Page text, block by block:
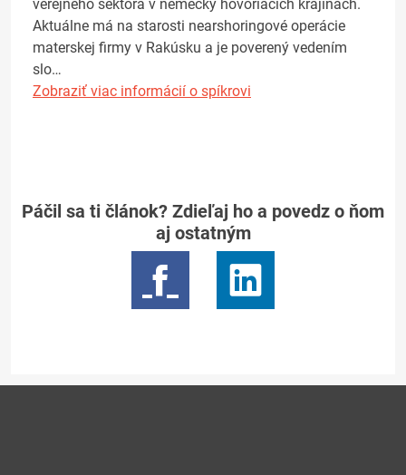
verejného sektora v nemecky hovoriacich krajinách.
Aktuálne má na starosti nearshoringové operácie
materskej firmy v Rakúsku a je poverený vedením
slo…
Zobraziť viac informácií o spíkrovi
Páčil sa ti článok? Zdieľaj ho a povedz o ňom
aj ostatným